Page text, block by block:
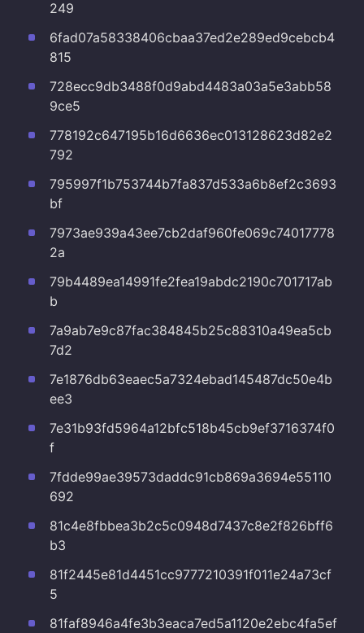
249
6fad07a58338406cbaa37ed2e289ed9cebcb4
815
728ecc9db3488f0d9abd4483a03a5e3abb58
9ce5
778192c647195b16d6636ec013128623d82e2
792
795997f1b753744b7fa837d533a6b8ef2c3693
bf
7973ae939a43ee7cb2daf960fe069c74017778
2a
79b4489ea14991fe2fea19abdc2190c701717ab
b
7a9ab7e9c87fac384845b25c88310a49ea5cb
7d2
7e1876db63eaec5a7324ebad145487dc50e4b
ee3
7e31b93fd5964a12bfc518b45cb9ef3716374f0
f
7fdde99ae39573daddc91cb869a3694e55110
692
81c4e8fbbea3b2c5c0948d7437c8e2f826bff6
b3
81f2445e81d4451cc9777210391f011e24a73cf
5
81faf8946a4fe3b3eaca7ed5a1120e2ebc4fa5ef